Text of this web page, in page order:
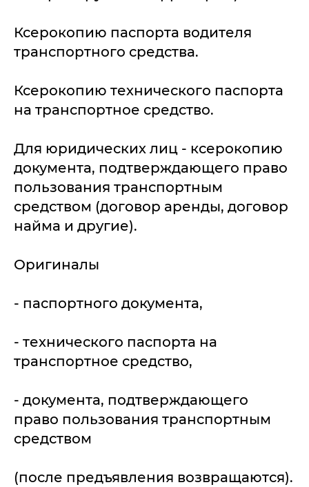
Ксерокопию паспорта водителя
транспортного средства.
Ксерокопию технического паспорта
на транспортное средство.
Для юридических лиц - ксерокопию
документа, подтверждающего право
пользования транспортным
средством (договор аренды, договор
найма и другие).
Оригиналы
- паспортного документа,
- технического паспорта на
транспортное средство,
- документа, подтверждающего
право пользования транспортным
средством
(после предъявления возвращаются).